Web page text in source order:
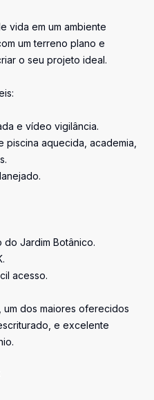
vida em um ambiente
um terreno plano e
o seu projeto ideal.
e vídeo vigilância.
piscina aquecida, academia,
do Jardim Botânico.
acesso.
dos maiores oferecidos
e excelente